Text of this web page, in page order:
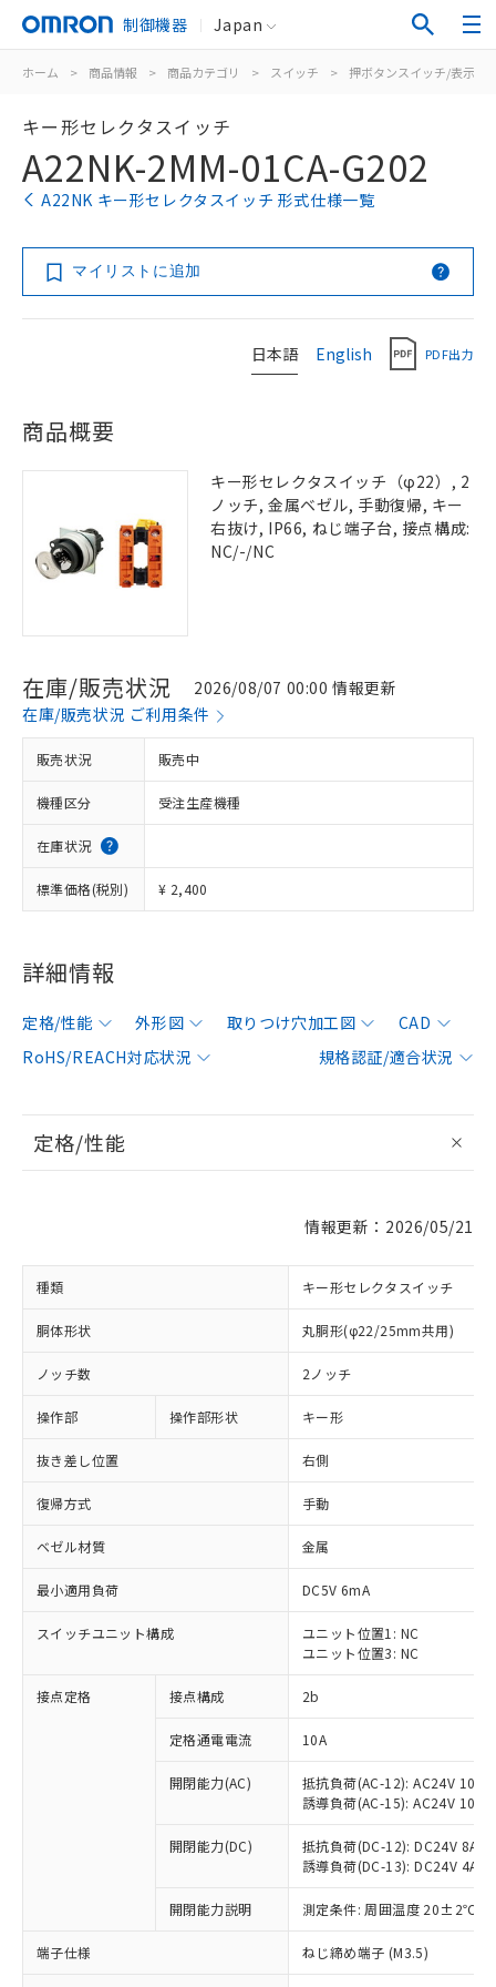
制御機器 Japan
ホーム > 商品情報 > 商品カテゴリ > スイッチ > 押ボタンスイッチ/表示灯
キー形セレクタスイッチ
A22NK-2MM-01CA-G202
A22NK キー形セレクタスイッチ 形式仕様一覧
マイリストに追加
日本語 English PDF出力
商品概要
キー形セレクタスイッチ（φ22）, 2
ノッチ, 金属ベゼル, 手動復帰, キー
右抜け, IP66, ねじ端子台, 接点構成:
NC/-/NC
在庫/販売状況
2026/08/07 00:00 情報更新
在庫/販売状況 ご利用条件
販売状況 販売中
機種区分 受注生産機種
在庫状況
標準価格(税別) ¥ 2,400
詳細情報
定格/性能 外形図 取りつけ穴加工図
CAD
RoHS/REACH対応状況
規格認証/適合状況
定格/性能
情報更新：2026/05/21
種類 キー形セレクタスイッチ
胴体形状 丸胴形(φ22/25mm共用)
ノッチ数 2ノッチ
操作部 操作部形状 キー形
抜き差し位置 右側
復帰方式 手動
ベゼル材質 金属
最小適用負荷 DC5V 6mA
スイッチユニット構成
ユニット位置1: NC
ユニット位置3: NC
接点定格 接点構成 2b
定格通電電流 10A
開閉能力(AC)
抵抗負荷(AC-12): AC24V 10A/
誘導負荷(AC-15): AC24V
開閉能力(DC)
抵抗負荷(DC-12): DC24V 8A/
誘導負荷(DC-13): DC24V 4A/
開閉能力説明 測定条件: 周囲温度 20±2℃、
端子仕様 ねじ締め端子 (M3.5)
ご利用条件
以下の条件をお読みいただき、同意のうえ
対応済み：EU RoHS指令（10物質）の
非含有に対応した製品が提供可能な商品で
対応予定：EU RoHS指令（10物質）の非含
有に対応した製品に切り替える予定のある
対応予定なし：EU RoHS指令（10物質）の
非含有に非対応の商品で、対応品を出す予